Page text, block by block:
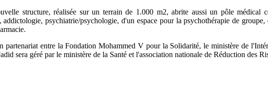
structure, réalisée sur un terrain de 1.000 m2, abrite aussi un pôle médical
addictologie, psychiatrie/psychologie, d'un espace pour la psychothérapie de
partenariat entre la Fondation Mohammed V pour la Solidarité, le ministère de
sera géré par le ministère de la Santé et l'association nationale de Réduction des